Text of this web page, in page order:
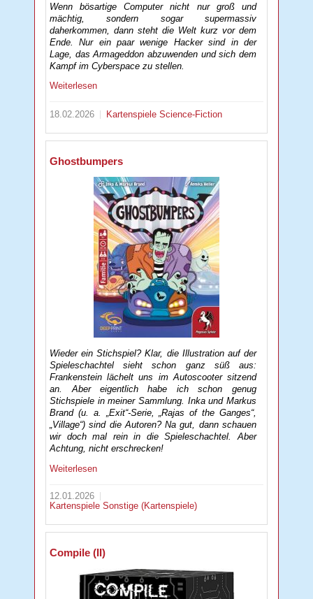
Wenn bösartige Computer nicht nur groß und
mächtig, sondern sogar supermassiv
daherkommen, dann steht die Welt kurz vor dem
Ende. Nur ein paar wenige Hacker sind in der
Lage, das Armageddon abzuwenden und sich dem
Kampf im Cyberspace zu stellen.
Weiterlesen
18.02.2026 KartenspieleScience-Fiction
Ghostbumpers
Wieder ein Stichspiel? Klar, die Illustration auf der
Spieleschachtel sieht schon ganz süß aus:
Frankenstein lächelt uns im Autoscooter sitzend
an. Aber eigentlich habe ich schon genug
Stichspiele in meiner Sammlung. Inka und Markus
Brand (u. a. „Exit“-Serie, „Rajas of the Ganges“,
„Village“) sind die Autoren? Na gut, dann schauen
wir doch mal rein in die Spieleschachtel. Aber
Achtung, nicht erschrecken!
Weiterlesen
12.01.2026
KartenspieleSonstige (Kartenspiele)
Compile (II)